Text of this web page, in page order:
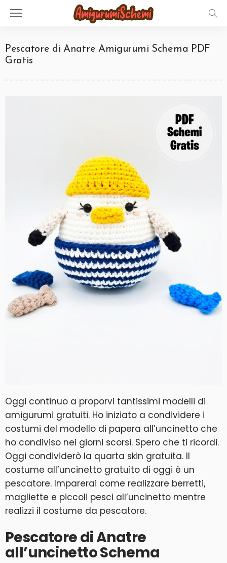
Pescatore di Anatre Amigurumi Schema PDF
Gratis
Oggi continuo a proporvi tantissimi modelli di
amigurumi gratuiti. Ho iniziato a condividere i
costumi del modello di papera all’uncinetto che
ho condiviso nei giorni scorsi. Spero che ti ricordi.
Oggi condividerò la quarta skin gratuita. Il
costume all’uncinetto gratuito di oggi è un
pescatore. Imparerai come realizzare berretti,
magliette e piccoli pesci all’uncinetto mentre
realizzi il costume da pescatore.
Pescatore di Anatre
all’uncinetto Schema